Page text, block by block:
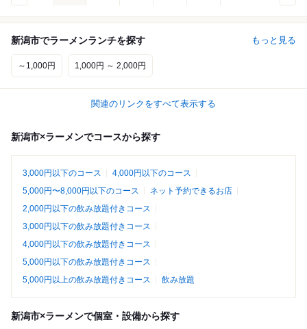
新潟市でラーメンランチを探す もっと見る
～1,000円 1,000円 ～ 2,000円
関連のリンクをすべて表示する
新潟市×ラーメンでコースから探す
3,000円以下のコース
4,000円以下のコース
5,000円〜8,000円以下のコース
ネット予約できるお店
2,000円以下の飲み放題付きコース
3,000円以下の飲み放題付きコース
4,000円以下の飲み放題付きコース
5,000円以下の飲み放題付きコース
5,000円以上の飲み放題付きコース
飲み放題
新潟市×ラーメンで個室・設備から探す